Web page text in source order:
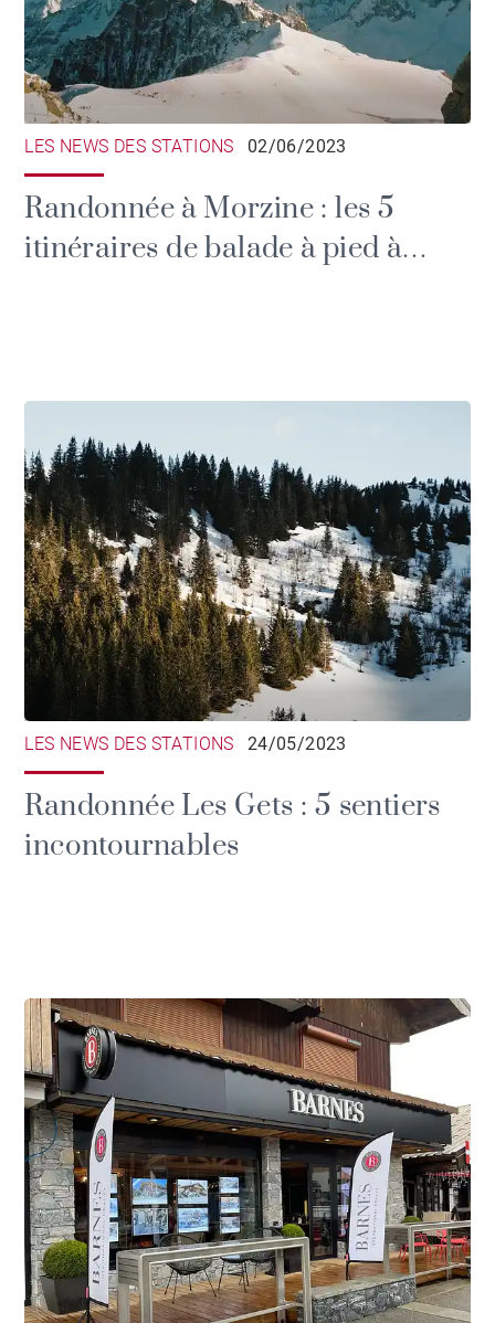
LES NEWS DES STATIONS 02/06/2023
Randonnée à Morzine : les 5
itinéraires de balade à pied à
LES NEWS DES STATIONS 24/05/2023
Randonnée Les Gets : 5 sentiers
incontournables